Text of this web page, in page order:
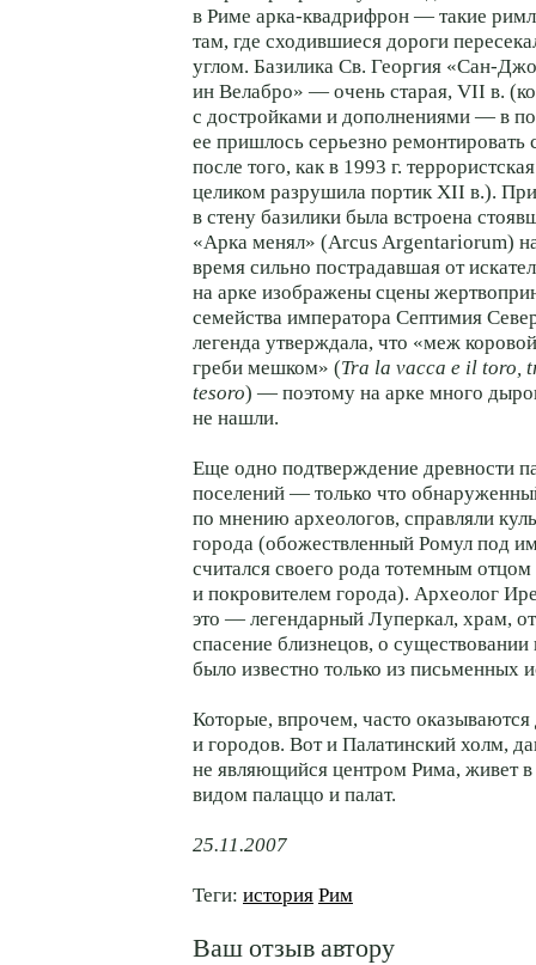
в Риме арка-квадрифрон — такие
там, где сходившиеся дороги
углом. Базилика Св. Георгия «Сан-
ин Велабро» — очень старая, VII в.
с достройками и дополнениями — в
ее пришлось серьезно ремонтировать
после того, как в 1993 г.
целиком разрушила портик XII в.). При
в стену базилики была встроена
«Арка менял» (Arcus Argentariorum)
время сильно пострадавшая от
на арке изображены сцены
семейства императора Септимия
легенда утверждала, что «меж
греби мешком» (Tra la vacca e il toro,
tesoro) — поэтому на арке много
не нашли.
Еще одно подтверждение древности
поселений — только что
по мнению археологов, справляли
города (обожествленный Ромул под
считался своего рода тотемным
и покровителем города). Археолог
это — легендарный Луперкал, храм,
спасение близнецов, о
было известно только из письменных
Которые, впрочем, часто оказываются
и городов. Вот и Палатинский холм,
не являющийся центром Рима, живет
видом палаццо и палат.
25.11.2007
Теги: история Рим
Ваш отзыв автору